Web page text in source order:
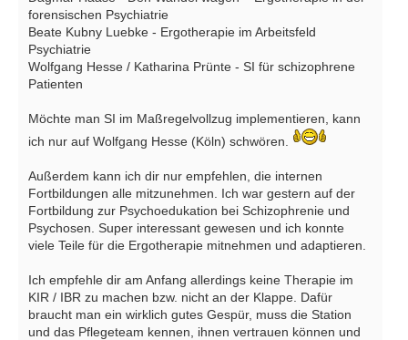
forensischen Psychiatrie
Beate Kubny Luebke - Ergotherapie im Arbeitsfeld
Psychiatrie
Wolfgang Hesse / Katharina Prünte - SI für schizophrene
Patienten
Möchte man SI im Maßregelvollzug implementieren, kann
ich nur auf Wolfgang Hesse (Köln) schwören.
Außerdem kann ich dir nur empfehlen, die internen
Fortbildungen alle mitzunehmen. Ich war gestern auf der
Fortbildung zur Psychoedukation bei Schizophrenie und
Psychosen. Super interessant gewesen und ich konnte
viele Teile für die Ergotherapie mitnehmen und adaptieren.
Ich empfehle dir am Anfang allerdings keine Therapie im
KIR / IBR zu machen bzw. nicht an der Klappe. Dafür
braucht man ein wirklich gutes Gespür, muss die Station
und das Pflegeteam kennen, ihnen vertrauen können und